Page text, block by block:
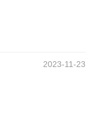
2023-11-23